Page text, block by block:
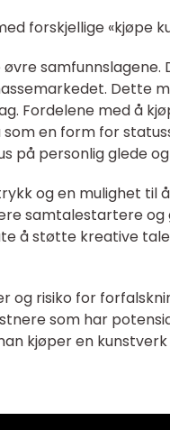
forskjellige «kjøpe
samfunnslagene.
Dette
Fordelene med å
en form for
på personlig glede
og en mulighet til
samtalestartere og
å støtte kreative
og risiko for
som har
kjøper en